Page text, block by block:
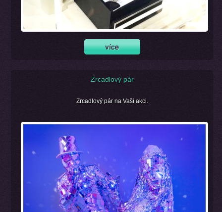
Zrcadlový pár
Zrcadlový pár na Vaši akci.